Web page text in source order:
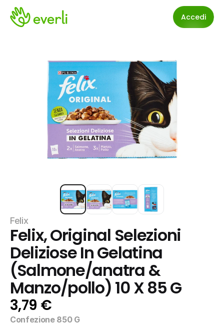
Accedi
Felix
Felix, Original Selezioni
Deliziose In Gelatina
(Salmone/anatra &
Manzo/pollo) 10 X 85 G
3,79 €
Confezione 850 G